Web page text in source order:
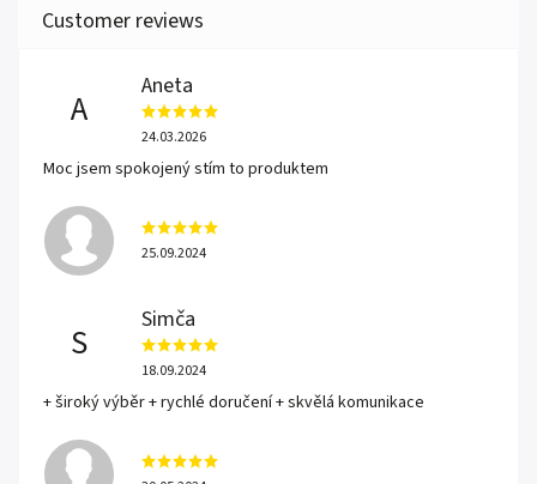
A
Aneta
24.03.2026
Moc jsem spokojený stím to produktem
25.09.2024
S
Simča
18.09.2024
+ široký výběr + rychlé doručení + skvělá komunikace